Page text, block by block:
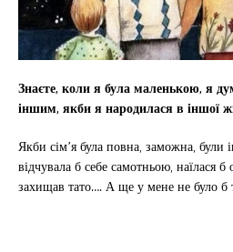
Знаєте, коли я була маленькою, я
іншим, якби я народилася в іншої
Якби сім’я була повна, заможна, були
відчувала б себе самотньою, наїлася б
захищав тато…. А ще у мене не було б